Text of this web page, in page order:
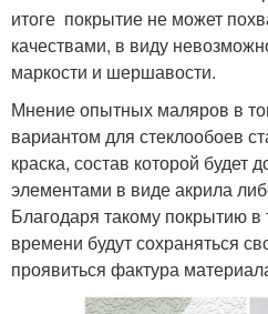
итоге покрытие не может
качествами, в виду
маркости и шершавости.
Мнение опытных маляров в
вариантом для стеклообоев
краска, состав которой
элементами в виде акрила
Благодаря такому покрытию в
времени будут сохраняться
проявиться фактура